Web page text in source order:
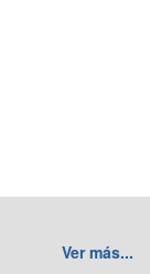
Ver más...